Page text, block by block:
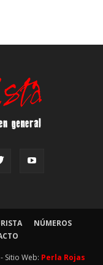
NÚMEROS
Sitio Web: Perla Rojas